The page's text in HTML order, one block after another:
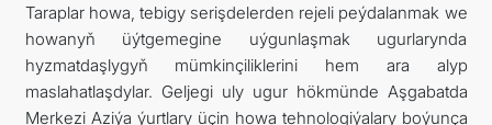
Taraplar howa, tebigy serişdelerden rejeli peýdalanmak we
howanyň üýtgemegine uýgunlaşmak ugurlarynda
hyzmatdaşlygyň mümkinçiliklerini hem ara alyp
maslahatlaşdylar. Geljegi uly ugur hökmünde Aşgabatda
Merkezi Aziýa ýurtlary üçin howa tehnologiýalary boýunça